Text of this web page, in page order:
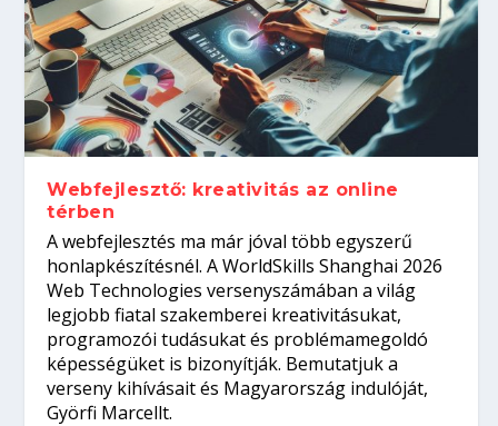
Hogyan készíts ATS-barát önéletrajzot?
Így növelheted az esélyedet az
állásinterjúra...
Kitalálod, mire használják ezeket a
gépeket?
Nem sikerült az egyetemi felvételi?
Tanulj szakmát!
Szoftverfejlesztő: verseny kódban –
amikor néhány sor program dönti el a
világversenyt...
Webfejlesztő: kreativitás az online
térben
A webfejlesztés ma már jóval több egyszerű
honlapkészítésnél. A WorldSkills Shanghai 2026
Web Technologies versenyszámában a világ
legjobb fiatal szakemberei kreativitásukat,
programozói tudásukat és problémamegoldó
képességüket is bizonyítják. Bemutatjuk a
verseny kihívásait és Magyarország indulóját,
Györfi Marcellt.